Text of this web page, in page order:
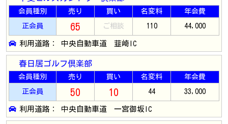
会員種別 売り 買い 名変料 年会費
正会員 65 ご相談 110 44,000
利用道路： 中央自動車道 韮崎IC
春日居ゴルフ倶楽部
会員種別 売り 買い 名変料 年会費
正会員 50 10 44 33,000
利用道路： 中央自動車道 一宮御坂IC